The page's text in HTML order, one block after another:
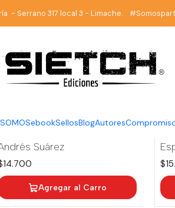
ebookSellosBlogAutores
- Serrano 317 local 3 - Limache.
Inicio Aventura
Aventura
9789566106180 |
Suárez
Agregar al Carro